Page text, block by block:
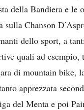
della Bandiera e le
sulla Chanson
dello sport, a
quali ad esempio,
di mountain bike,
apprezzata
del Menta e poi